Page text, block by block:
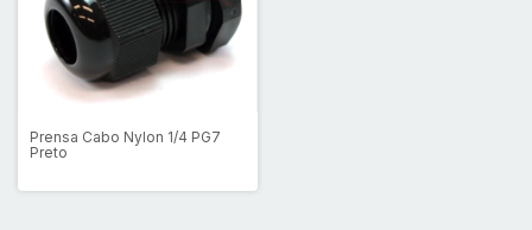
Prensa Cabo Nylon 1/4 PG7
Preto